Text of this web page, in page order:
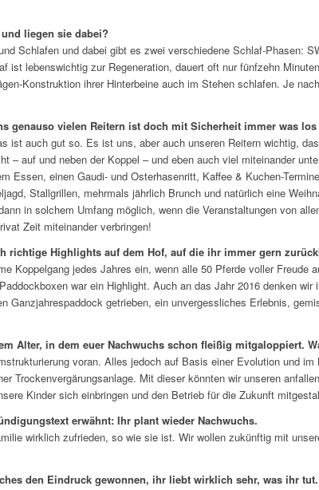
liegen sie dabei?
Schlafen und dabei gibt es zwei verschiedene Schlaf-Phasen:
ist lebenswichtig zur Regeneration, dauert oft nur fünfzehn
Konstruktion ihrer Hinterbeine auch im Stehen schlafen. Je
genauso vielen Reitern ist doch mit Sicherheit immer was
ist auch gut so. Es ist uns, aber auch unseren Reitern wichtig,
– auf und neben der Koppel – und eben auch viel miteinander
Essen, einen Gaudi- und Osterhasenritt, Kaffee & Kuchen-
Stallgrillen, mehrmals jährlich Brunch und natürlich eine
in solchem Umfang möglich, wenn die Veranstaltungen von
Zeit miteinander verbringen!
richtige Highlights auf dem Hof, auf die ihr immer gern
Koppelgang jedes Jahres ein, wenn alle 50 Pferde voller Freude
war ein Highlight. Auch an das Jahr 2016 denken
Ganzjahrespaddock getrieben, ein unvergessliches Erlebnis,
Alter, in dem euer Nachwuchs schon fleißig mitgaloppiert.
voran. Alles jedoch auf Basis einer Evolution und im
Trockenvergärungsanlage. Mit dieser könnten wir unseren
Kinder sich einbringen und den Betrieb für die Zukunft
erwähnt: Ihr plant wieder Nachwuchs.
wirklich zufrieden, so wie sie ist. Wir wollen zukünftig mit
den Eindruck gewonnen, ihr liebt wirklich sehr, was ihr